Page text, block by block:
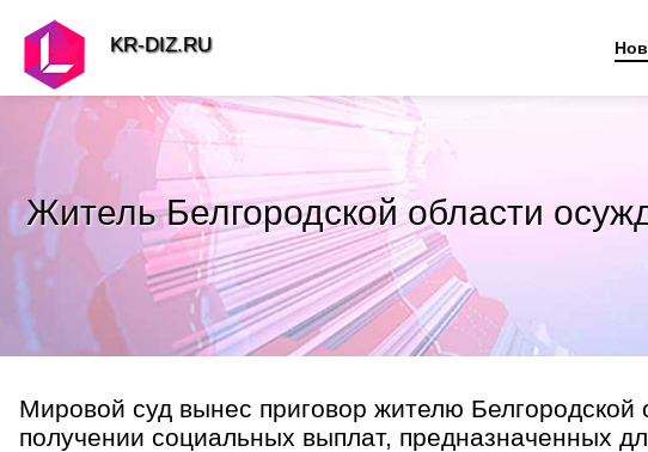
Житель Белгородской области
Мировой суд вынес приговор жителю
получении социальных выплат, предназначенных
KR-DIZ.RU